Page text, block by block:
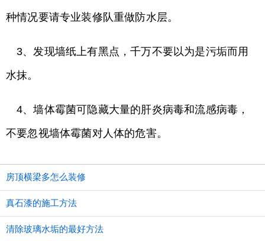
种情况要请专业装修队重做防水层。
3、发现墙纸上有黑点，千万不要以为是污垢而用
水抹。
4、墙体霉菌可隐藏大量的肝炎病毒和流感病毒，
不要忽视墙体霉菌对人体的危害。
房顶横梁多怎么装修
真石漆的施工方法
清除玻璃水垢的最好方法